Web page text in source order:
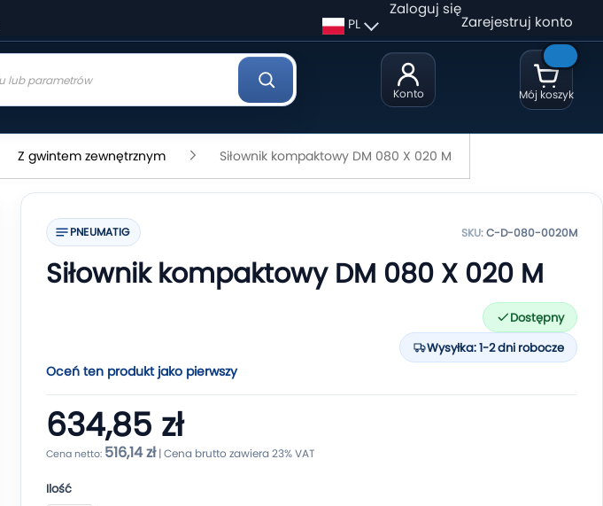
Konto
PL
Zaloguj się
Zarejestruj konto
Mój koszyk
Z gwintem zewnętrznym Siłownik kompaktowy DM 080 X 020 M
PNEUMATIG SKU:C-D-080-0020M
Siłownik kompaktowy DM 080 X 020 M
Dostępny
Wysyłka: 1-2 dni robocze
Oceń ten produkt jako pierwszy
634,85 zł
516,14 zł
Ilość